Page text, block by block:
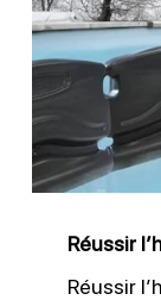
de
sa
piscine
Réussir
Réussir